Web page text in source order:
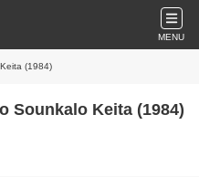
MENU
(1984)
Sounkalo Keita (1984)